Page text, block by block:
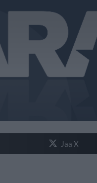
Jaa X